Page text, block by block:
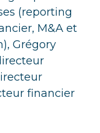
(reporting
M&A et
Grégory
financier